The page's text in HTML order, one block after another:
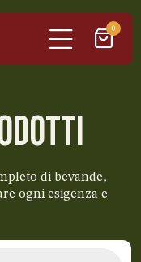
0
di bevande,
ogni esigenza e